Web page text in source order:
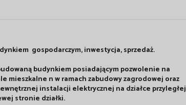
gospodarczym, inwestycja, sprzedaż.
budynkiem posiadającym pozwolenie na
mieszkalne n w ramach zabudowy zagrodowej oraz
instalacji elektrycznej na działce przyległej
stronie działki.